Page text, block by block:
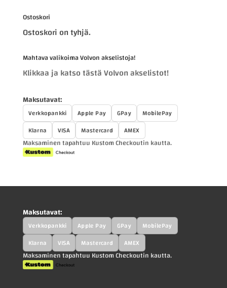
Ostoskori
Ostoskori on tyhjä.
Mahtava valikoima Volvon akselistoja!
Klikkaa ja katso tästä Volvon akselistot!
Maksutavat:
Verkkopankki Apple Pay GPay
MobilePay
Klarna
VISA Mastercard AMEX
Maksaminen tapahtuu Kustom Checkoutin kautta.
Maksutavat:
Verkkopankki Apple Pay GPay
MobilePay
Klarna
VISA Mastercard AMEX
Maksaminen tapahtuu Kustom Checkoutin kautta.